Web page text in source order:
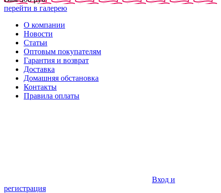
перейти в галерею
О компании
Новости
Статьи
Оптовым покупателям
Гарантия и возврат
Доставка
Домашняя обстановка
Контакты
Правила оплаты
Вход и
регистрация